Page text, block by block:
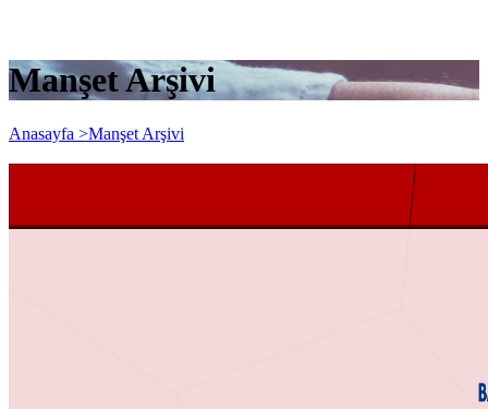
Manşet Arşivi
Anasayfa >Manşet Arşivi